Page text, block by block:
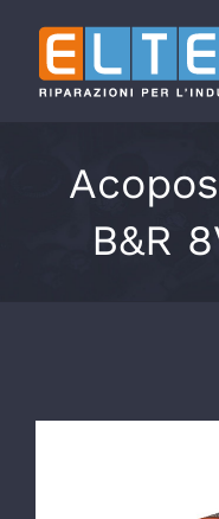
contenuto
B&R